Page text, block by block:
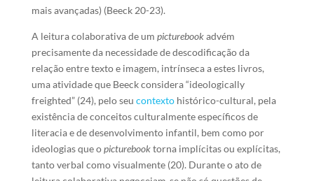
mais avançadas) (Beeck 20-23).
A leitura colaborativa de um picturebookadvém
precisamente da necessidade de descodificação da
relação entre texto e imagem, intrínseca a estes livros,
uma atividade que Beeck considera “ideologically
freighted” (24), pelo seu contextohistórico-cultural, pela
existência de conceitos culturalmente específicos de
literacia e de desenvolvimento infantil, bem como por
ideologias que opicturebooktorna implícitas ou explícitas,
tanto verbal como visualmente (20). Durante o ato de